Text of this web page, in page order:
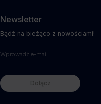
Newsletter
Bądź na bieżąco z nowościami!